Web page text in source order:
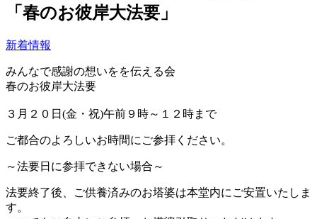
「春のお彼岸大法要」
新着情報
みんなで感謝の想いをを伝える会
春のお彼岸大法要
３月２０日(金・祝)午前９時～１２時まで
ご都合のよろしいお時間にご参拝ください。
～法要日に参拝できない場合～
法要終了後、ご供養済みのお塔婆は本堂内にご安置いたしま
す。